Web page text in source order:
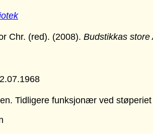
Chr. (red). (2008). Budstikkas
Tidligere funksjonær ved